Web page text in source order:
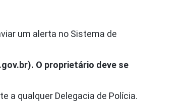
um alerta no Sistema de
O proprietário deve se
a qualquer Delegacia de Polícia.